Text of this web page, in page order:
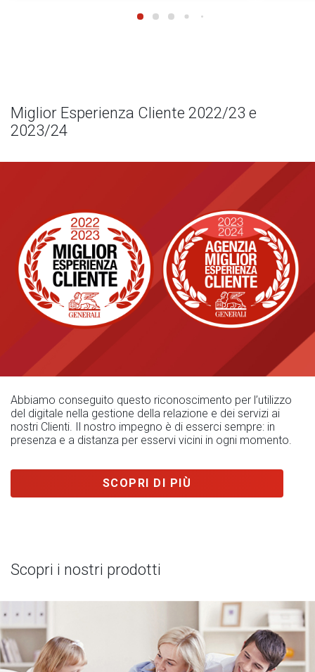
Miglior Esperienza Cliente 2022/23 e
2023/24
Abbiamo conseguito questo riconoscimento per l’utilizzo
del digitale nella gestione della relazione e dei servizi ai
nostri Clienti. Il nostro impegno è di esserci sempre: in
presenza e a distanza per esservi vicini in ogni momento.
SCOPRI DI PIÙ
Scopri i nostri prodotti